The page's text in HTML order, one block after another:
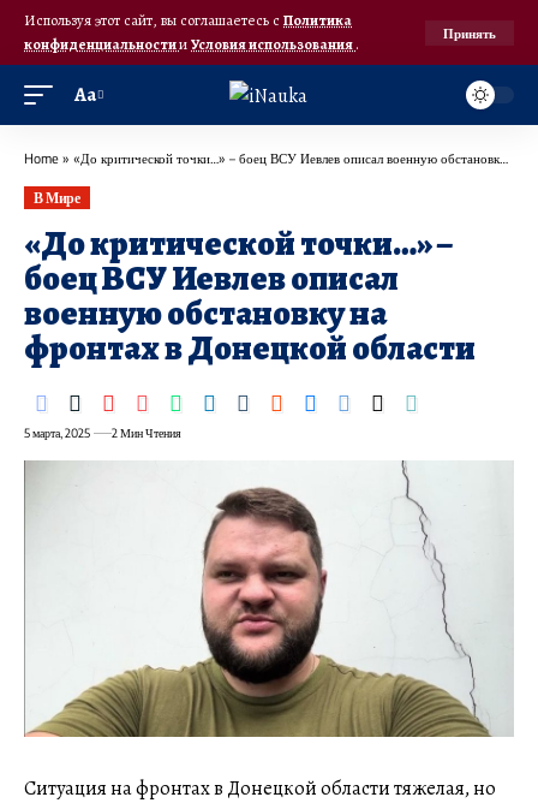
Используя этот сайт, вы соглашаетесь с Политика
конфиденциальностииУсловия использования.
Принять
Аа
Home » «До критической точки…» – боец ВСУ Иевлев описал военную обстановку на фронтах в Донецкой области
В Мире
«До критической точки…» –
боец ВСУ Иевлев описал
военную обстановку на
фронтах в Донецкой области
5 марта, 2025 2 Мин Чтения
Ситуация на фронтах в Донецкой области тяжелая, но